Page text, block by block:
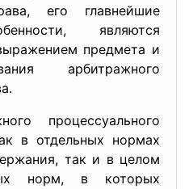
его главнейшие
являются
предмета и
арбитражного
процессуального
в отдельных нормах
так и в целом
норм, в которых